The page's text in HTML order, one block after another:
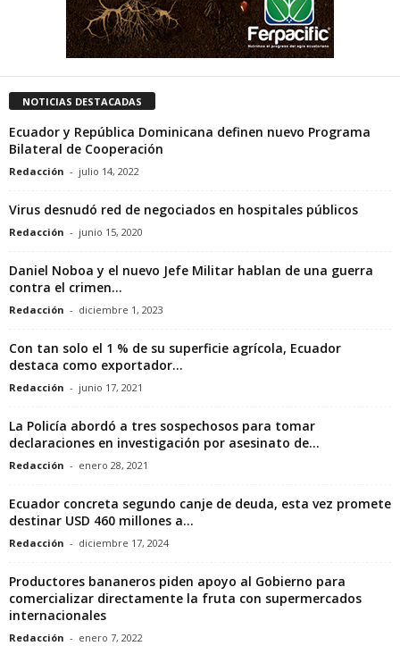
NOTICIAS DESTACADAS
Ecuador y República Dominicana definen nuevo Programa
Bilateral de Cooperación
Redacción - julio 14, 2022
Virus desnudó red de negociados en hospitales públicos
Redacción - junio 15, 2020
Daniel Noboa y el nuevo Jefe Militar hablan de una guerra
contra el crimen...
Redacción - diciembre 1, 2023
Con tan solo el 1 % de su superficie agrícola, Ecuador
destaca como exportador...
Redacción - junio 17, 2021
La Policía abordó a tres sospechosos para tomar
declaraciones en investigación por asesinato de...
Redacción - enero 28, 2021
Ecuador concreta segundo canje de deuda, esta vez promete
destinar USD 460 millones a...
Redacción - diciembre 17, 2024
Productores bananeros piden apoyo al Gobierno para
comercializar directamente la fruta con supermercados
internacionales
Redacción - enero 7, 2022